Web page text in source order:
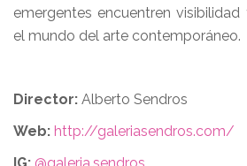
emergentes encuentren
el mundo del arte contemporáneo.
Director: Alberto Sendros
Web: http://galeriasendros.com/